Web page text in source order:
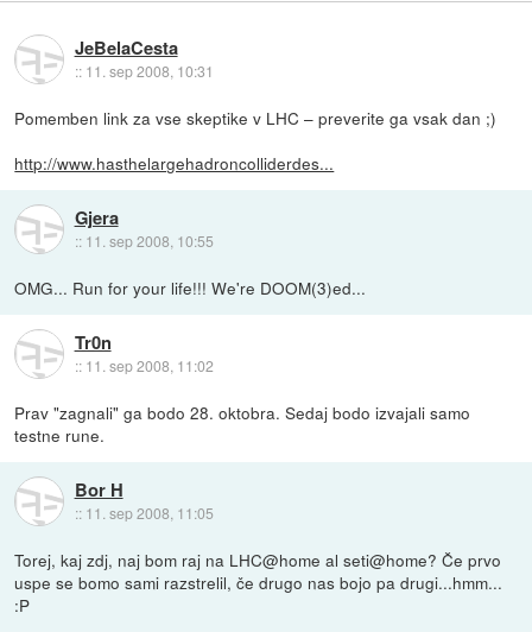
JeBelaCesta
:: 11. sep 2008, 10:31
Pomemben link za vse skeptike v LHC – preverite ga vsak dan ;)
http://www.hasthelargehadroncolliderdes...
Gjera
:: 11. sep 2008, 10:55
OMG... Run for your life!!! We're DOOM(3)ed...
Tr0n
:: 11. sep 2008, 11:02
Prav "zagnali" ga bodo 28. oktobra. Sedaj bodo izvajali samo
testne rune.
Bor H
:: 11. sep 2008, 11:05
Torej, kaj zdj, naj bom raj na LHC@home al seti@home? Če prvo
uspe se bomo sami razstrelil, če drugo nas bojo pa drugi...hmm...
:P